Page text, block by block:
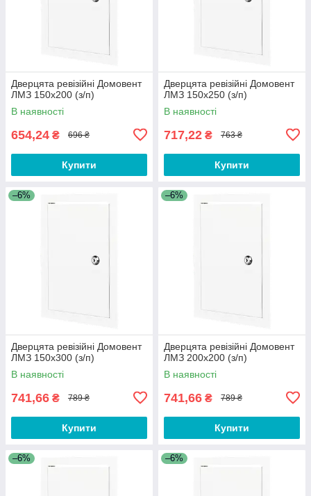
Дверцята ревізійні Домовент
ЛМЗ 150х200 (з/п)
В наявності
654,24 ₴ 696 ₴
Купити
Дверцята ревізійні Домовент
ЛМЗ 150х250 (з/п)
В наявності
717,22 ₴ 763 ₴
Купити
–6%
Дверцята ревізійні Домовент
ЛМЗ 150х300 (з/п)
В наявності
741,66 ₴ 789 ₴
Купити
–6%
Дверцята ревізійні Домовент
ЛМЗ 200х200 (з/п)
В наявності
741,66 ₴ 789 ₴
Купити
–6% –6%